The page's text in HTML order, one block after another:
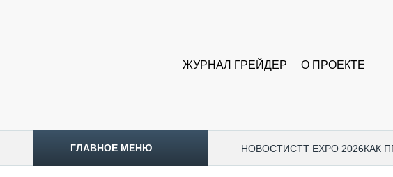
ЖУРНАЛ ГРЕЙДЕР О ПРОЕКТЕ
ГЛАВНОЕ МЕНЮ НОВОСТИCTT EXPO 2026КАК